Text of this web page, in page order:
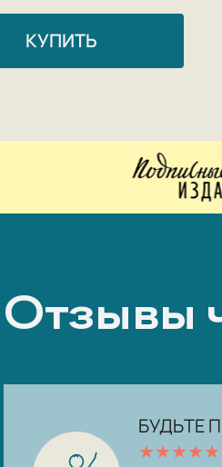
КУПИТЬ
Отзывы
БУДЬТЕ
★★★★★